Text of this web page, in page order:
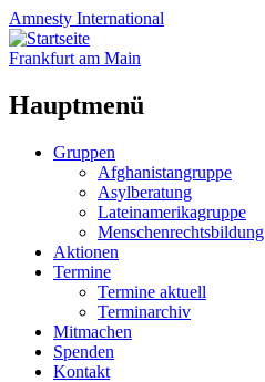
Amnesty International
Frankfurt am Main
Hauptmenü
Zum
Gruppen
Afghanistangruppe
Asylberatung
Lateinamerikagruppe
Menschenrechtsbildung
Aktionen
Termine
Termine aktuell
Terminarchiv
Mitmachen
Spenden
Kontakt